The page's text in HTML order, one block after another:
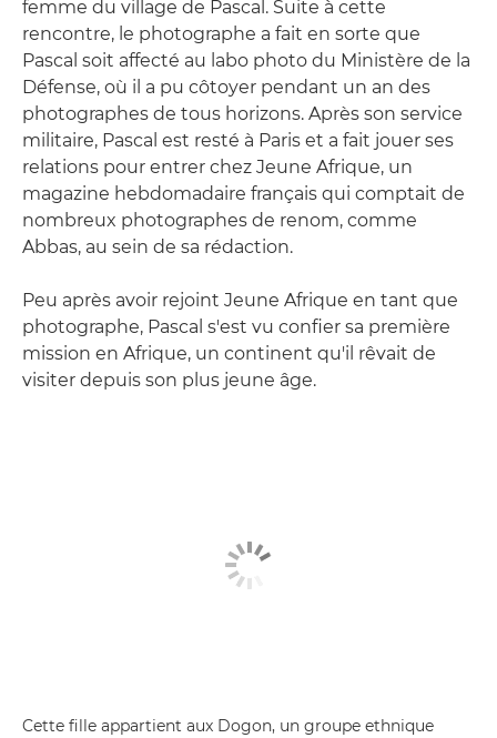
femme du village de Pascal. Suite à cette
rencontre, le photographe a fait en sorte que
Pascal soit affecté au labo photo du Ministère de la
Défense, où il a pu côtoyer pendant un an des
photographes de tous horizons. Après son service
militaire, Pascal est resté à Paris et a fait jouer ses
relations pour entrer chez Jeune Afrique, un
magazine hebdomadaire français qui comptait de
nombreux photographes de renom, comme
Abbas, au sein de sa rédaction.
Peu après avoir rejoint Jeune Afrique en tant que
photographe, Pascal s'est vu confier sa première
mission en Afrique, un continent qu'il rêvait de
visiter depuis son plus jeune âge.
Cette fille appartient aux Dogon, un groupe ethnique